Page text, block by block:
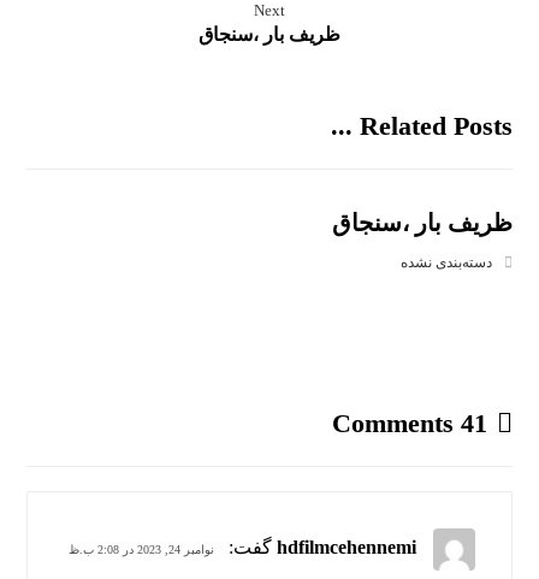
Next
ظریف بار ،سنجاق
Related Posts ...
ظریف بار ،سنجاق
دسته‌بندی نشده
41 Comments
hdfilmcehennemi گفت: نوامبر 24, 2023 در 2:08 ب.ظ